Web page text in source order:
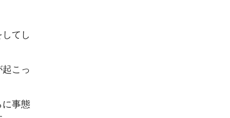
てし
こっ
に事態